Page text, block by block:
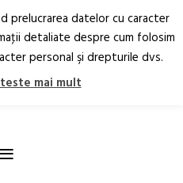
RO EN
prelucrarea datelor cu caracter
detaliate despre cum folosim
personal şi drepturile dvs.
mai mult